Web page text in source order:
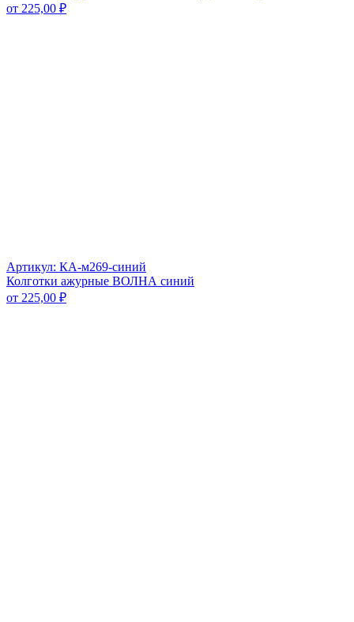
от 225,00 ₽
Артикул: КА-м269-синий
Колготки ажурные ВОЛНА синий
от 225,00 ₽